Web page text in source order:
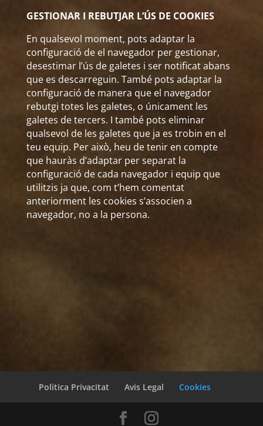
GESTIONAR I REBUTJAR L’ÚS DE COOKIES
En qualsevol moment, pots adaptar la
configuració de el navegador per gestionar,
desestimar l’ús de galetes i ser notificat abans
que es descarreguin. També pots adaptar la
configuració de manera que el navegador
rebutgi totes les galetes, o únicament les
galetes de tercers. I també pots eliminar
qualsevol de les galetes que ja es trobin en el
teu equip. Per això, heu de tenir en compte
que hauràs d’adaptar per separat la
configuració de cada navegador i equip que
utilitzis ja que, com t’hem comentat
anteriorment les cookies s’associen a
navegador, no a la persona.
Politica Privacitat Avis Legal Cookies